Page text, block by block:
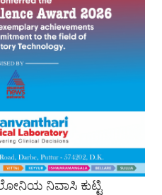
ನಿವಾಸಿ ಕುಟ್ಟಿ